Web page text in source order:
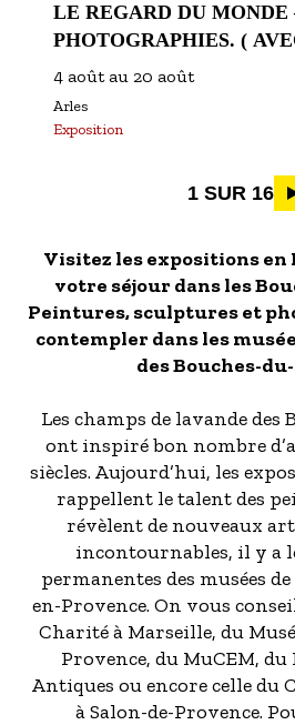
LE REGARD DU MONDE
PHOTOGRAPHIES. (
L'EXPOSITION
ZHANG GENGQI )
4 août au 20 août
Arles
Exposition
1 SUR 16
Visitez les expositions
votre séjour dans les
Peintures, sculptures et
contempler dans les
des Bouches-
Les champs de lavande des
ont inspiré bon nombre
siècles. Aujourd’hui, les
rappellent le talent des
révèlent de nouveaux
incontournables, il y a
permanentes des musées
en-Provence. On vous
Charité à Marseille, du
Provence, du MuCEM, du
Antiques ou encore celle du
à Salon-de-Provence.